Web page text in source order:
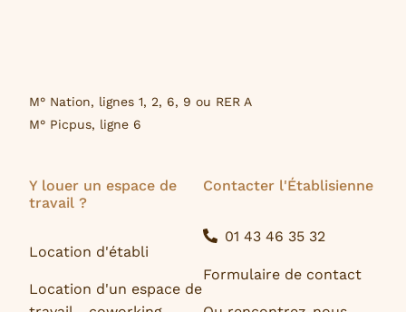
M° Nation, lignes 1, 2, 6, 9 ou RER A
M° Picpus, ligne 6
Y louer un espace de
travail ?
Location d'établi
Location d'un espace de
Contacter l'Établisienne
01 43 46 35 32
Formulaire de contact